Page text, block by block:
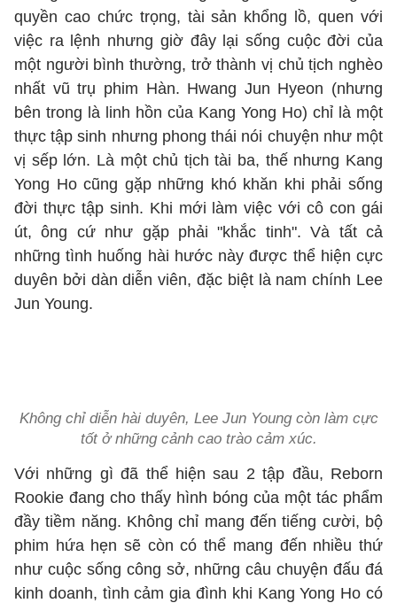
quyền cao chức trọng, tài sản khổng lồ, quen với
việc ra lệnh nhưng giờ đây lại sống cuộc đời của
một người bình thường, trở thành vị chủ tịch nghèo
nhất vũ trụ phim Hàn. Hwang Jun Hyeon (nhưng
bên trong là linh hồn của Kang Yong Ho) chỉ là một
thực tập sinh nhưng phong thái nói chuyện như một
vị sếp lớn. Là một chủ tịch tài ba, thế nhưng Kang
Yong Ho cũng gặp những khó khăn khi phải sống
đời thực tập sinh. Khi mới làm việc với cô con gái
út, ông cứ như gặp phải "khắc tinh". Và tất cả
những tình huống hài hước này được thể hiện cực
duyên bởi dàn diễn viên, đặc biệt là nam chính Lee
Jun Young.
Không chỉ diễn hài duyên, Lee Jun Young còn làm cực
tốt ở những cảnh cao trào cảm xúc.
Với những gì đã thể hiện sau 2 tập đầu, Reborn
Rookie đang cho thấy hình bóng của một tác phẩm
đầy tiềm năng. Không chỉ mang đến tiếng cười, bộ
phim hứa hẹn sẽ còn có thể mang đến nhiều thứ
như cuộc sống công sở, những câu chuyện đấu đá
kinh doanh, tình cảm gia đình khi Kang Yong Ho có